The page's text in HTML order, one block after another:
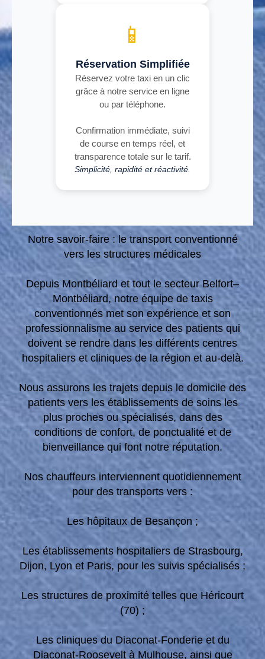
📱
Réservation Simplifiée
Réservez votre taxi en un clic
grâce à notre service en ligne
ou par téléphone.
Confirmation immédiate, suivi
de course en temps réel, et
transparence totale sur le tarif.
Simplicité, rapidité et réactivité.
Notre savoir-faire : le transport conventionné
vers les structures médicales
Depuis Montbéliard et tout le secteur Belfort–
Montbéliard, notre équipe de taxis
conventionnés met son expérience et son
professionnalisme au service des patients qui
doivent se rendre dans les différents centres
hospitaliers et cliniques de la région et au-delà.
Nous assurons les trajets depuis le domicile des
patients vers les établissements de soins les
plus proches ou spécialisés, dans des
conditions de confort, de ponctualité et de
bienveillance qui font notre réputation.
Nos chauffeurs interviennent quotidiennement
pour des transports vers :
Les hôpitaux de Besançon ;
Les établissements hospitaliers de Strasbourg,
Dijon, Lyon et Paris, pour les suivis spécialisés ;
Les structures de proximité telles que Héricourt
(70) ;
Les cliniques du Diaconat-Fonderie et du
Diaconat-Roosevelt à Mulhouse, ainsi que